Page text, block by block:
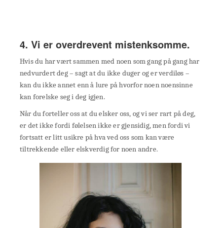
4. Vi er overdrevent mistenksomme.
Hvis du har vært sammen med noen som gang på gang har
nedvurdert deg – sagt at du ikke duger og er verdiløs –
kan du ikke annet enn å lure på hvorfor noen noensinne
kan forelske seg i deg igjen.
Når du forteller oss at du elsker oss, og vi ser rart på deg,
er det ikke fordi følelsen ikke er gjensidig, men fordi vi
fortsatt er litt usikre på hva ved oss som kan være
tiltrekkende eller elskverdig for noen andre.